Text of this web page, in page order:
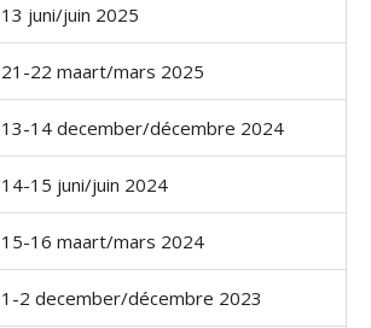
13 juni/juin 2025
21-22 maart/mars 2025
13-14 december/décembre 2024
14-15 juni/juin 2024
15-16 maart/mars 2024
1-2 december/décembre 2023